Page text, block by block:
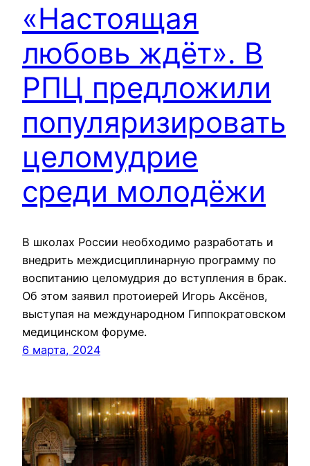
«Настоящая
любовь ждёт». В
РПЦ предложили
популяризировать
целомудрие
среди молодёжи
В школах России необходимо разработать и
внедрить междисциплинарную программу по
воспитанию целомудрия до вступления в брак.
Об этом заявил протоиерей Игорь Аксёнов,
выступая на международном Гиппократовском
медицинском форуме.
6 марта, 2024